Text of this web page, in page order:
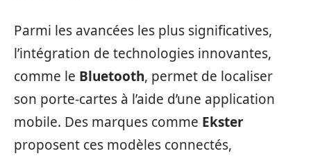
Parmi les avancées les plus significatives,
l’intégration de technologies innovantes,
comme le Bluetooth, permet de localiser
son porte-cartes à l’aide d’une application
mobile. Des marques comme Ekster
proposent ces modèles connectés,